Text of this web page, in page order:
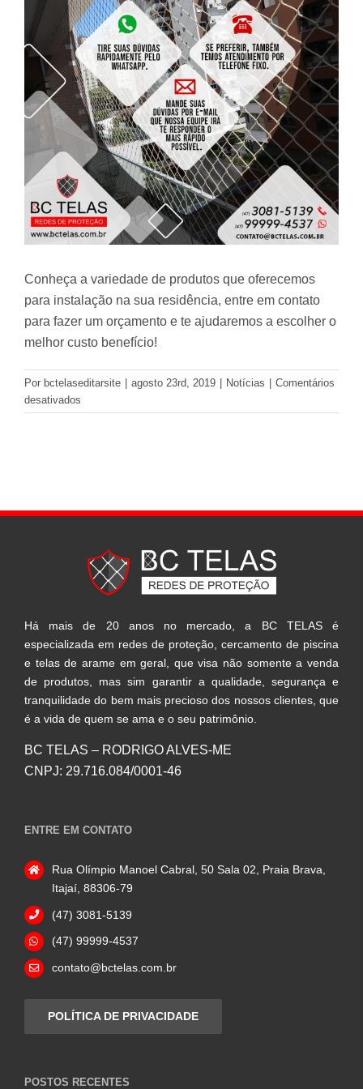
Conheça a variedade de produtos que oferecemos
para instalação na sua residência, entre em contato
para fazer um orçamento e te ajudaremos a escolher o
melhor custo benefício!
Por bctelaseditarsite | agosto 23rd, 2019 | Notícias | Comentários
desativados
Não
da
Família
Há mais de 20 anos no mercado, a BC TELAS é
especializada em redes de proteção, cercamento de piscina
e telas de arame em geral, que visa não somente a venda
de produtos, mas sim garantir a qualidade, segurança e
tranquilidade do bem mais precioso dos nossos clientes, que
é a vida de quem se ama e o seu patrimônio.
BC TELAS – RODRIGO ALVES-ME
CNPJ: 29.716.084/0001-46
ENTRE EM CONTATO
Rua Olímpio Manoel Cabral, 50 Sala 02, Praia Brava,
Itajaí, 88306-79
(47) 3081-5139
(47) 99999-4537
contato@bctelas.com.br
POLÍTICA DE PRIVACIDADE
POSTOS RECENTES